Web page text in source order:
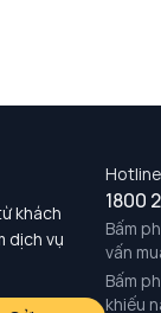
Hotline
1800
Bấm
vấn
Bấm
khiếu
khách
dịch vụ